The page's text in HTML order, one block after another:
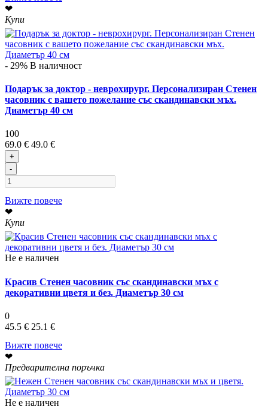
❤
Купи
- 29% В наличност
Подарък за доктор - неврохирург. Персонализиран Стенен
часовник с вашето пожелание със скандинавски мъх.
Диаметър 40 см
100
69.0 € 49.0 €
+
-
Вижте повече
❤
Купи
Не е наличен
Красив Стенен часовник със скандинавски мъх с
декоративни цветя и без. Диаметър 30 см
0
45.5 € 25.1 €
Вижте повече
❤
Предварителна поръчка
Не е наличен